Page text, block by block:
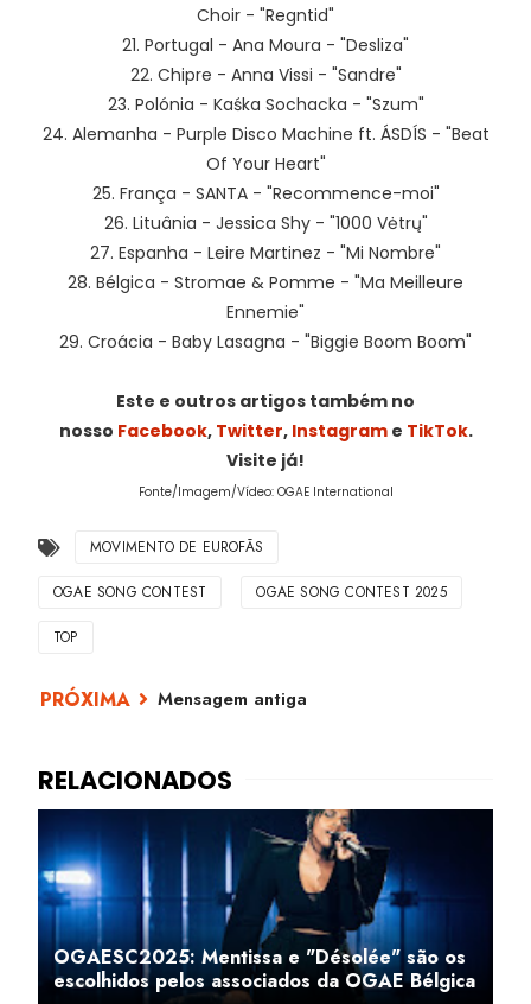
Choir - "Regntid"
21. Portugal - Ana Moura - "Desliza"
22. Chipre - Anna Vissi - "Sandre"
23. Polónia - Kaśka Sochacka - "Szum"
24. Alemanha - Purple Disco Machine ft. ÁSDÍS - "Beat
Of Your Heart"
25. França - SANTA - "Recommence-moi"
26. Lituânia - Jessica Shy - "1000 Vėtrų"
27. Espanha - Leire Martinez - "Mi Nombre"
28. Bélgica - Stromae & Pomme - "Ma Meilleure
Ennemie"
29. Croácia - Baby Lasagna - "Biggie Boom Boom"
Este e outros artigos também no
nosso Facebook, Twitter, Instagrame TikTok.
Visite já!
Fonte/Imagem/Vídeo: OGAE International
MOVIMENTO DE EUROFÃS
OGAE SONG CONTEST OGAE SONG CONTEST 2025
TOP
Mensagem antiga
OGAESC2025: Mentissa e "Désolée" são os
escolhidos pelos associados da OGAE Bélgica